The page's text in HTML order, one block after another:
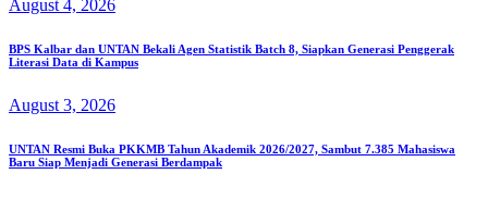
August 4, 2026
BPS Kalbar dan UNTAN Bekali Agen Statistik Batch 8, Siapkan Generasi Penggerak
Literasi Data di Kampus
August 3, 2026
UNTAN Resmi Buka PKKMB Tahun Akademik 2026/2027, Sambut 7.385 Mahasiswa
Baru Siap Menjadi Generasi Berdampak